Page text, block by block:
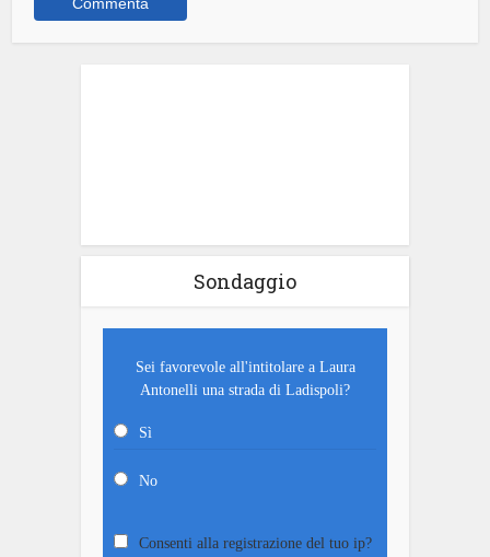
Sondaggio
Sei favorevole all'intitolare a Laura
Antonelli una strada di Ladispoli?
Sì
No
Consenti alla registrazione del tuo ip?